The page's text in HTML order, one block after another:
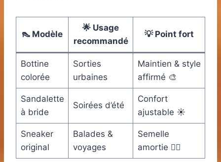
👠 Modèle
🌟 Usage
recommandé
💡 Point fort
Bottine
colorée
Sorties
urbaines
Maintien & style
affirmé 🎨
Sandalette
à bride
Soirées d’été
Confort
ajustable ☀️
Sneaker
original
Balades &
voyages
Semelle
amortie 🏃‍♀️